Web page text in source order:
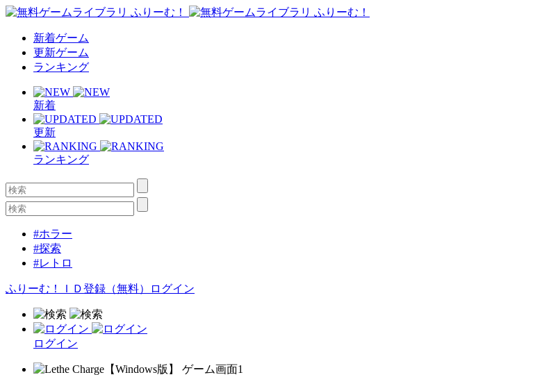
新着ゲーム
更新ゲーム
ランキング
新着
更新
ランキング
#ホラー
#探索
#レトロ
ふりーむ！ＩＤ登録（無料） ログイン
ログイン